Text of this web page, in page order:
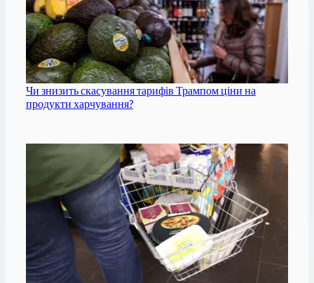
Чи знизить скасування тарифів Трампом ціни на
продукти харчування?